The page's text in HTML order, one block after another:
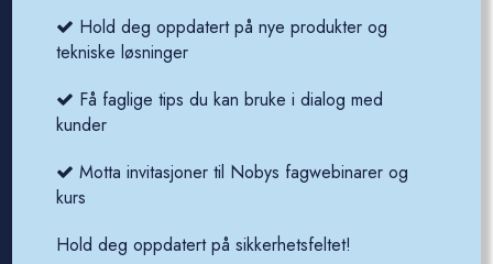
Support
Teknisk support
E-post
Telefon
23 03 13 90
Hold deg oppdatert på nye produkter og
tekniske løsninger
Få faglige tips du kan bruke i dialog med
kunder
Motta invitasjoner til Nobys fagwebinarer og
kurs
Hold deg oppdatert på sikkerhetsfeltet!